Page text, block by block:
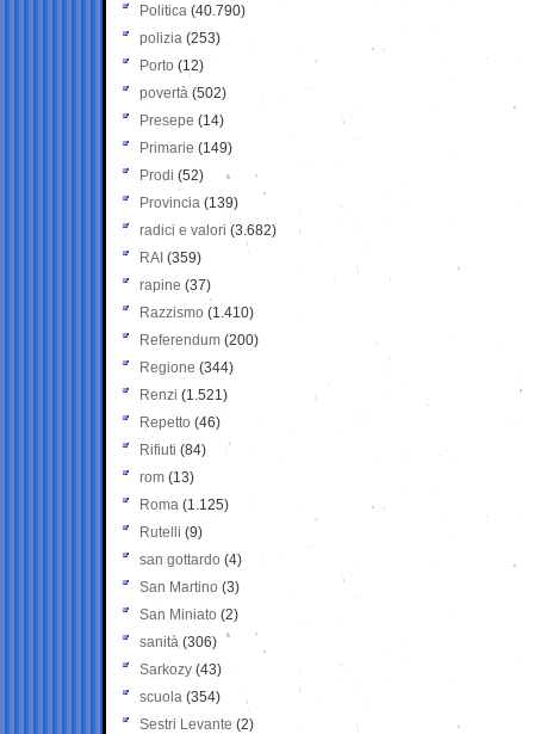
Politica (40.790)
polizia (253)
Porto (12)
povertà (502)
Presepe (14)
Primarie (149)
Prodi (52)
Provincia (139)
radici e valori (3.682)
RAI (359)
rapine (37)
Razzismo (1.410)
Referendum (200)
Regione (344)
Renzi (1.521)
Repetto (46)
Rifiuti (84)
rom (13)
Roma (1.125)
Rutelli (9)
san gottardo (4)
San Martino (3)
San Miniato (2)
sanità (306)
Sarkozy (43)
scuola (354)
Sestri Levante (2)